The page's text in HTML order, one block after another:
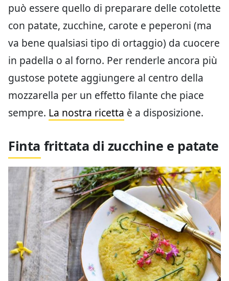
può essere quello di preparare delle cotolette
con patate, zucchine, carote e peperoni (ma
va bene qualsiasi tipo di ortaggio) da cuocere
in padella o al forno. Per renderle ancora più
gustose potete aggiungere al centro della
mozzarella per un effetto filante che piace
sempre. La nostra ricetta è a disposizione.
Finta frittata di zucchine e patate